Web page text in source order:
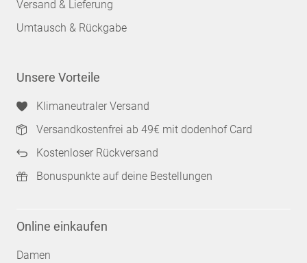
Versand & Lieferung
Umtausch & Rückgabe
Unsere Vorteile
Klimaneutraler Versand
Versandkostenfrei ab 49€ mit dodenhof Card
Kostenloser Rückversand
Bonuspunkte auf deine Bestellungen
Online einkaufen
Damen